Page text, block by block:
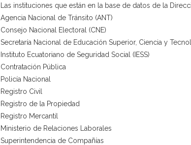
Las instituciones que están en la base de datos de la
Agencia Nacional de Tránsito (ANT)
Consejo Nacional Electoral (CNE)
Secretaría Nacional de Educación Superior, Ciencia y
Instituto Ecuatoriano de Seguridad Social (IESS)
Contratación Pública
Policía Nacional
Registro Civil
Registro de la Propiedad
Registro Mercantil
Ministerio de Relaciones Laborales
Superintendencia de Compañías